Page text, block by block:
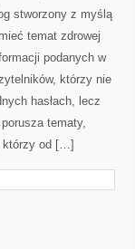
stworzony z myślą
temat zdrowej
podanych w
którzy nie
hasłach, lecz
tematy,
którzy od […]